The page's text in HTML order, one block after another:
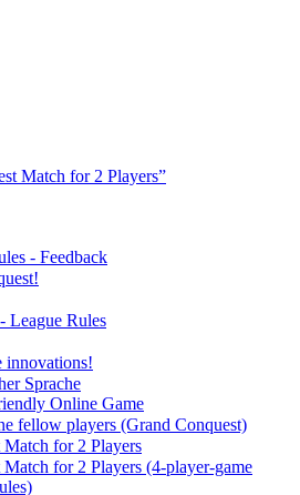
Match for 2 Players”
- Feedback
League Rules
Sprache
Online Game
fellow players (Grand Conquest)
for 2 Players
for 2 Players (4-player-game